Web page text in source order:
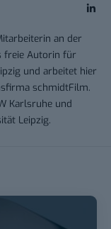
an der
freie Autorin für
und arbeitet hier
schmidtFilm.
Karlsruhe und
Leipzig.